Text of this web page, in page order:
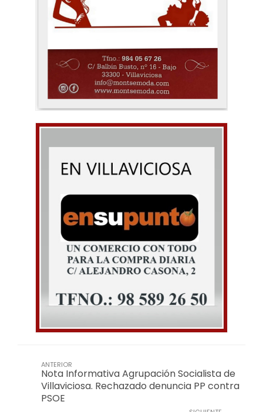
ANTERIOR
Nota Informativa Agrupación Socialista de
Villaviciosa. Rechazado denuncia PP contra
PSOE